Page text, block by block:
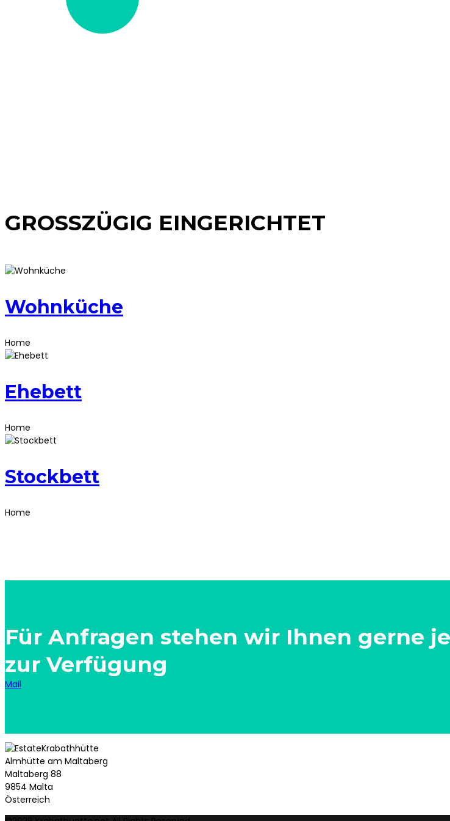
GROSSZÜGIG EINGERICHTET
Wohnküche
Home
Ehebett
Home
Stockbett
Home
Für Anfragen stehen wir Ihnen gerne
zur Verfügung
Mail
Krabathhütte
Almhütte am Maltaberg
Maltaberg 88
9854 Malta
Österreich